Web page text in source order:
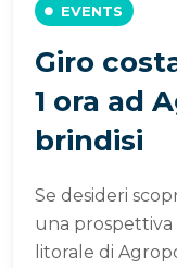
EVENTS
Giro
1 ora ad
brindisi
Se desideri
una prospettiva
litorale di